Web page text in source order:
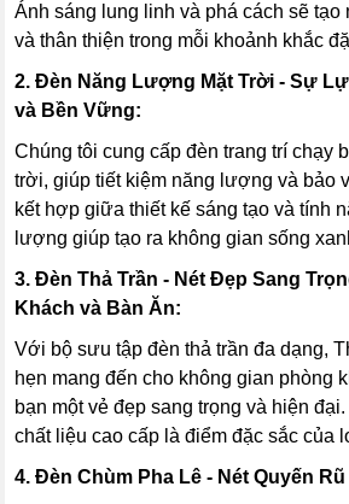
Ánh sáng lung linh và phá cách sẽ tạo
và thân thiện trong mỗi khoảnh khắc
2. Đèn Năng Lượng Mặt Trời - Sự
và Bền Vững:
Chúng tôi cung cấp đèn trang trí chạy
trời, giúp tiết kiệm năng lượng và bảo
kết hợp giữa thiết kế sáng tạo và tính
lượng giúp tạo ra không gian sống
3. Đèn Thả Trần - Nét Đẹp Sang
Khách và Bàn Ăn:
Với bộ sưu tập đèn thả trần đa dạng,
hẹn mang đến cho không gian phòng
bạn một vẻ đẹp sang trọng và hiện
chất liệu cao cấp là điểm đặc sắc của
4. Đèn Chùm Pha Lê - Nét Quyến